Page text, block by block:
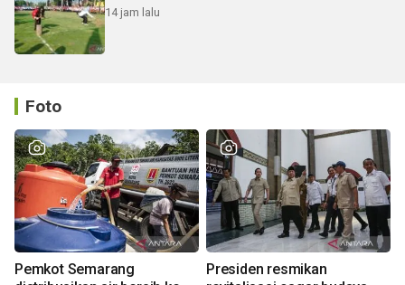
14 jam lalu
Foto
Pemkot Semarang
Presiden resmikan